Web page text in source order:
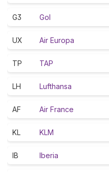
G3 Gol
UX Air Europa
TP TAP
LH Lufthansa
AF Air France
KL KLM
IB Iberia